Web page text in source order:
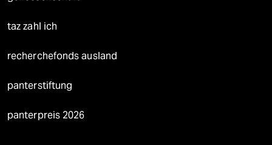
taz zahl ich
recherchefonds ausland
panterstiftung
panterpreis 2026